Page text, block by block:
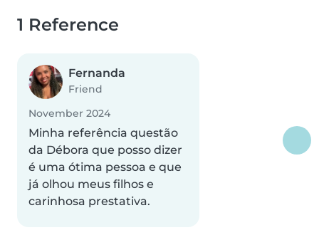
1 Reference
Fernanda
Friend
November 2024
Minha referência questão
da Débora que posso dizer
é uma ótima pessoa e que
já olhou meus filhos e
carinhosa prestativa.